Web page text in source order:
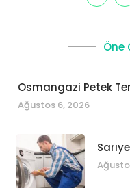
Öne
Osmangazi Petek
Ağustos 6, 2026